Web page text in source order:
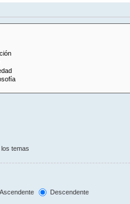
temas
Ascendente Descendente